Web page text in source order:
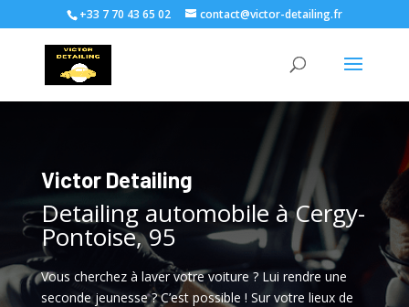
+33 7 70 43 65 02 contact@victor-detailing.fr
Victor Detailing
Detailing automobile à Cergy-
Pontoise, 95
Vous cherchez à laver votre voiture ? Lui rendre une
seconde jeunesse ? C’est possible ! Sur votre lieux de